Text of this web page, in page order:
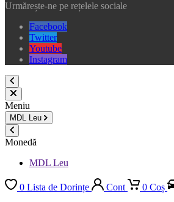
Urmărește-ne pe rețelele sociale
Facebook
Twitter
Youtube
Instagram
Meniu
MDL Leu
Monedă
MDL Leu
0 Lista de Dorințe Cont 0 Coș